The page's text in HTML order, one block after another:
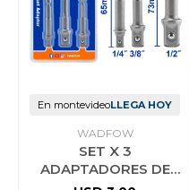
En montevideoLLEGA HOY
WADFOW
SET X 3
ADAPTADORES DE
DADO WADFOW